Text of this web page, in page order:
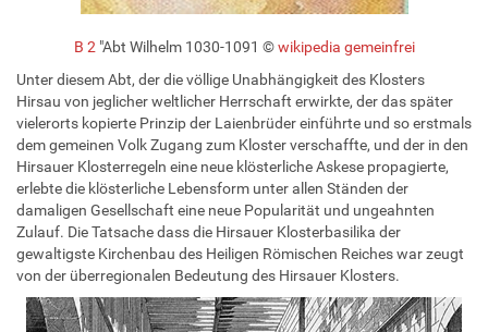
B 2 "Abt Wilhelm 1030-1091 ©wikipedia gemeinfrei
Unter diesem Abt, der die völlige Unabhängigkeit des Klosters
Hirsau von jeglicher weltlicher Herrschaft erwirkte, der das später
vielerorts kopierte Prinzip der Laienbrüder einführte und so erstmals
dem gemeinen Volk Zugang zum Kloster verschaffte, und der in den
Hirsauer Klosterregeln eine neue klösterliche Askese propagierte,
erlebte die klösterliche Lebensform unter allen Ständen der
damaligen Gesellschaft eine neue Popularität und ungeahnten
Zulauf. Die Tatsache dass die Hirsauer Klosterbasilika der
gewaltigste Kirchenbau des Heiligen Römischen Reiches war zeugt
von der überregionalen Bedeutung des Hirsauer Klosters.